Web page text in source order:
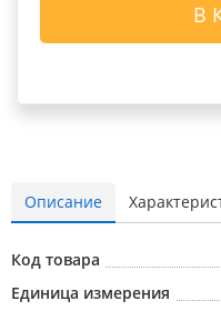
В
Описание
Код товара
Единица измерения